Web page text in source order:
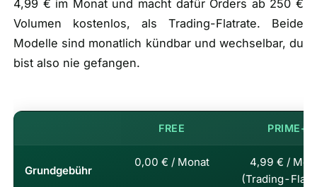
4,99 € im Monat und macht dafür Orders ab 250 €
Volumen kostenlos, als Trading-Flatrate. Beide
Modelle sind monatlich kündbar und wechselbar, du
bist also nie gefangen.
Die zwei Broker-Modelle im Überblick
FREE PRIME+
Grundgebühr
0,00 € / Monat
4,99 € /
(Trading-